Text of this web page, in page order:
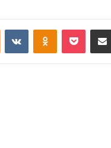
Reddit VKontakteOdnoklassniki
Pocket